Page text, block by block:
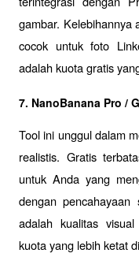
gambar. Kelebihannya
cocok untuk foto
adalah kuota gratis
7. NanoBanana Pro /
Tool ini unggul dalam
realistis. Gratis
untuk Anda yang
dengan pencahayaan
adalah kualitas
kuota yang lebih ketat